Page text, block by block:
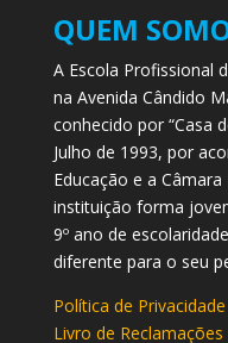
QUEM
A Escola Profissional
na Avenida Cândido
conhecido por “Casa
Julho de 1993, por
Educação e a
instituição forma
9º ano de
diferente para o seu
Política de Privacidade
Livro de Reclamações